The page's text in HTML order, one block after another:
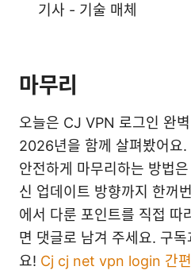
기사 - 기술 매체
마무리
오늘은 CJ VPN 로그인 완
2026년을 함께 살펴봤어요.
안전하게 마무리하는 방법
신 업데이트 방향까지 한꺼
에서 다룬 포인트를 직접 따
면 댓글로 남겨 주세요. 구
요! Cj cj net vpn login 간편